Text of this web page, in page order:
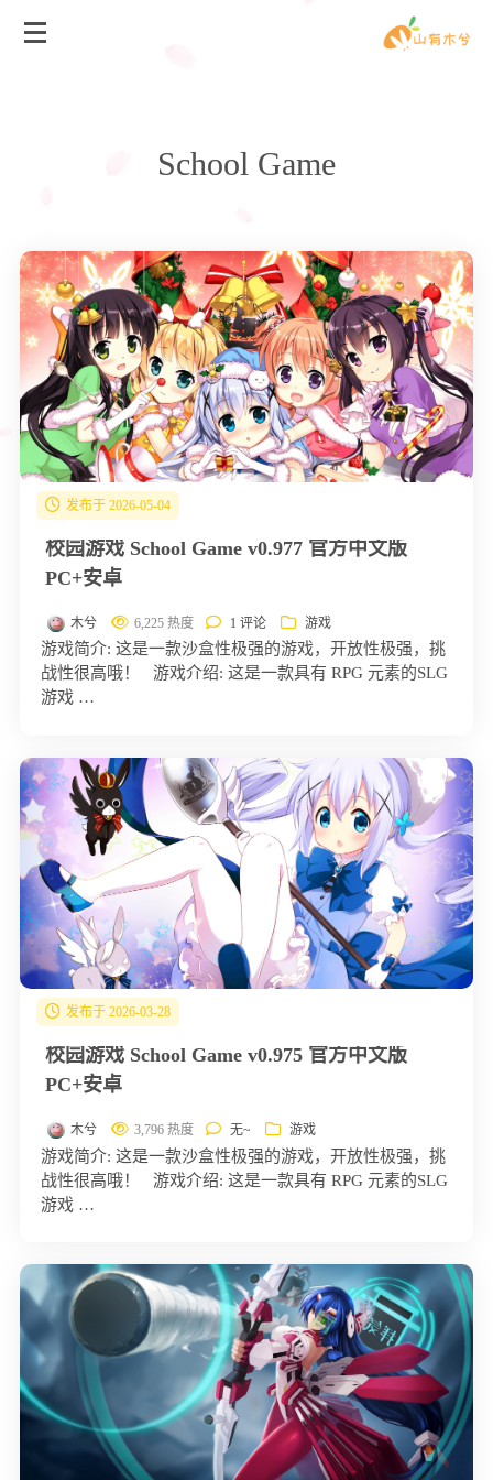
School Game
发布于 2026-05-04
校园游戏 School Game v0.977 官方中文版
PC+安卓
木兮 6,225 热度 1 评论 游戏
游戏简介: 这是一款沙盒性极强的游戏，开放性极强，挑
战性很高哦！ 游戏介绍: 这是一款具有 RPG 元素的SLG
游戏 …
发布于 2026-03-28
校园游戏 School Game v0.975 官方中文版
PC+安卓
木兮 3,796 热度 无~ 游戏
游戏简介: 这是一款沙盒性极强的游戏，开放性极强，挑
战性很高哦！ 游戏介绍: 这是一款具有 RPG 元素的SLG
游戏 …